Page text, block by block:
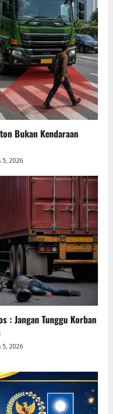
Bukan Kendaraan
5, 2026
: Jangan Tunggu Korban
5, 2026